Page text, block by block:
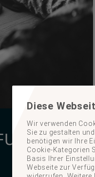
VON
Diese
Wir verwenden
Sie zu gestalten
benötigen wir Ihre
Cookie-Kategorien
Basis Ihrer
Webseite zur